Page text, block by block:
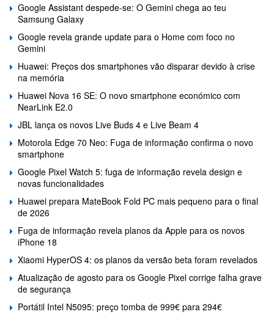
Google Assistant despede-se: O Gemini chega ao teu
Samsung Galaxy
Google revela grande update para o Home com foco no
Gemini
Huawei: Preços dos smartphones vão disparar devido à crise
na memória
Huawei Nova 16 SE: O novo smartphone económico com
NearLink E2.0
JBL lança os novos Live Buds 4 e Live Beam 4
Motorola Edge 70 Neo: Fuga de informação confirma o novo
smartphone
Google Pixel Watch 5: fuga de informação revela design e
novas funcionalidades
Huawei prepara MateBook Fold PC mais pequeno para o final
de 2026
Fuga de informação revela planos da Apple para os novos
iPhone 18
Xiaomi HyperOS 4: os planos da versão beta foram revelados
Atualização de agosto para os Google Pixel corrige falha grave
de segurança
Portátil Intel N5095: preço tomba de 999€ para 294€